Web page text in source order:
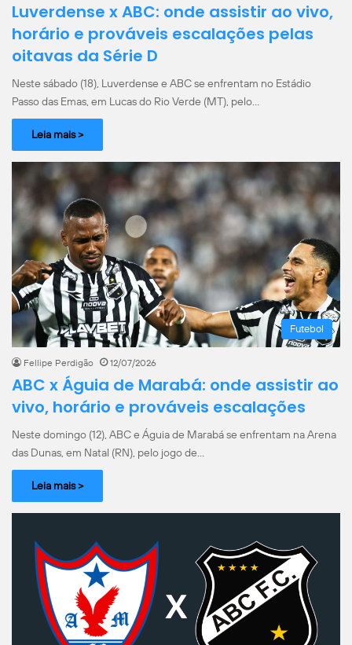
Luverdense x ABC: onde assistir ao vivo,
horário e prováveis escalações pelas
oitavas da Série D
Neste sábado (18), Luverdense e ABC se enfrentam no Estádio
Passo das Emas, em Lucas do Rio Verde (MT), pelo…
Leia mais >
Futebol
Fellipe Perdigão 12/07/2026
ABC x Águia de Marabá: onde assistir ao
vivo, horário e prováveis escalações
Neste domingo (12), ABC e Águia de Marabá se enfrentam na Arena
das Dunas, em Natal (RN), pelo jogo de…
Leia mais >